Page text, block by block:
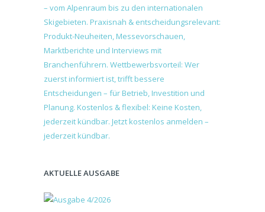
AKTUELLE AUSGABE